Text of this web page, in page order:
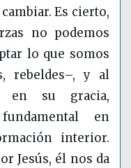
Es cierto,
no podemos
lo que somos
rebeldes–, y al
en su gracia,
en
interior.
Jesús, él nos da